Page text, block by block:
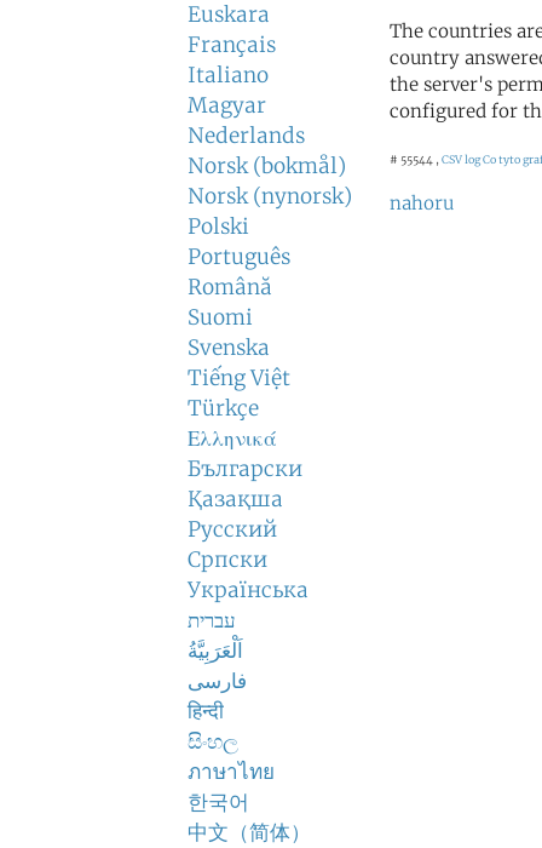
Euskara
Français
Italiano
Magyar
Nederlands
Norsk (bokmål)
Norsk (nynorsk)
Polski
Português
Română
Suomi
Svenska
Tiếng Việt
Türkçe
Ελληνικά
Български
Қазақша
Русский
Српски
Українська
עברית
اَلْعَرَبِيَّةُ
فارسی
हिन्दी
සිංහල
ภาษาไทย
한국어
中文（简体）
The countries
country
the server's
configured for
# 55544 , CSV logCo tyto
nahoru